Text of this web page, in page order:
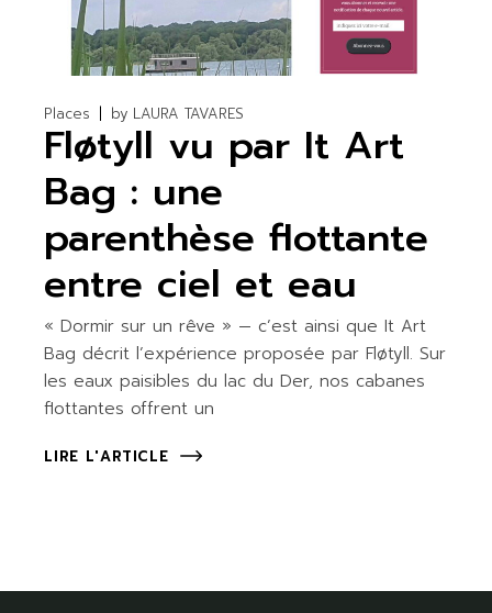
Places by LAURA TAVARES
Fløtyll vu par It Art
Bag : une
parenthèse flottante
entre ciel et eau
« Dormir sur un rêve » — c’est ainsi que It Art
Bag décrit l’expérience proposée par Fløtyll. Sur
les eaux paisibles du lac du Der, nos cabanes
flottantes offrent un
LIRE L'ARTICLE